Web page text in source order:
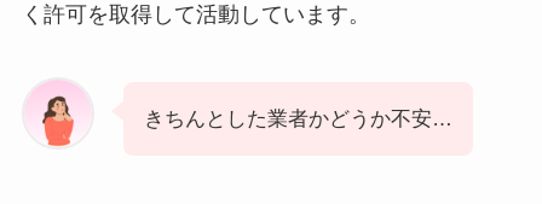
く許可を取得して活動しています。
きちんとした業者かどうか不安…